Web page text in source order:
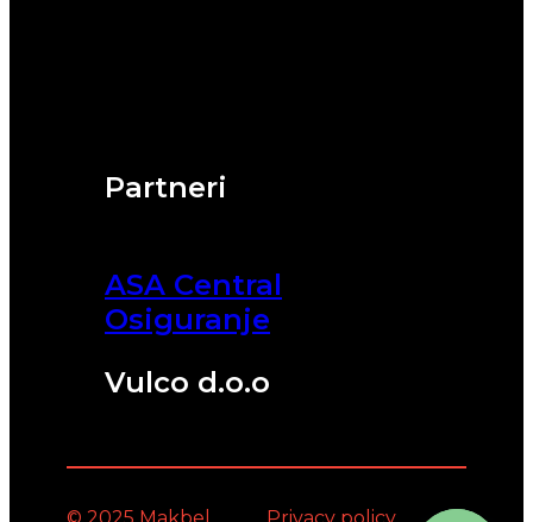
Partneri
ASA Central
Osiguranje
Vulco d.o.o